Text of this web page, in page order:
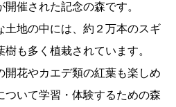
催された記念の森です。
土地の中には、約２万本のスギ
も多く植栽されています。
開花やカエデ類の紅葉も楽しめ
ついて学習・体験するための森